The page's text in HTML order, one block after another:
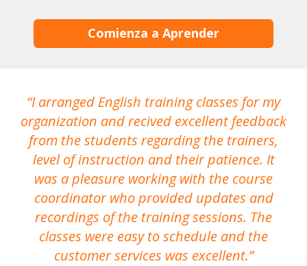
Comienza a Aprender
I arranged English training classes for my
organization and recived excellent feedback
from the students regarding the trainers,
level of instruction and their patience. It
was a pleasure working with the course
coordinator who provided updates and
recordings of the training sessions. The
classes were easy to schedule and the
customer services was excellent.